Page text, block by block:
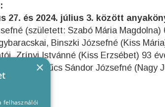
27. és 2024. július 3. között
(született: Szabó Mária
Binszki Józsefné (Kiss
Zrínyi Istvánné (Kiss Erzsébet) 93
bajai, Szűcs Sándor Józsefné (Nagy
×
felhasználói